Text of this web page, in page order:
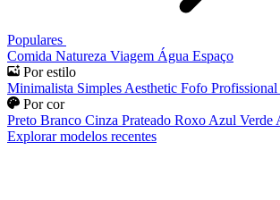
Populares
Comida Natureza Viagem Água Espaço
Por estilo
Minimalista Simples Aesthetic Fofo Profissional
Por cor
Preto Branco Cinza Prateado Roxo Azul Verde
Explorar modelos recentes